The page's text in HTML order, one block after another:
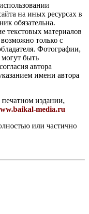
на иных ресурсах в
обязательна.
текстовых материалов
только с
Фотографии,
быть
автора
имени автора
издании,
media.ru
или частично